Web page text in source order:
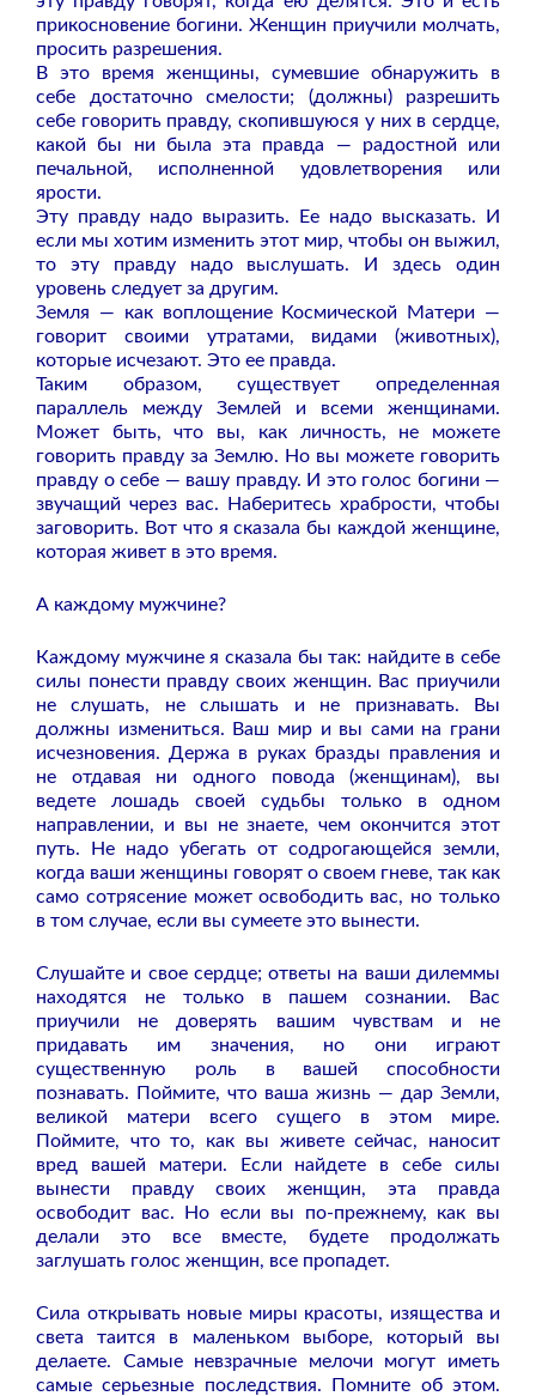
прикосновение богини. Женщин приучили молчать,
просить разрешения.
В это время женщины, сумевшие обнаружить в
себе достаточно смелости; (должны) разрешить
себе говорить правду, скопившуюся у них в сердце,
какой бы ни была эта правда — радостной или
печальной, исполненной удовлетворения или
ярости.
Эту правду надо выразить. Ее надо высказать. И
если мы хотим изменить этот мир, чтобы он выжил,
то эту правду надо выслушать. И здесь один
уровень следует за другим.
Земля — как воплощение Космической Матери —
говорит своими утратами, видами (животных),
которые исчезают. Это ее правда.
Таким образом, существует определенная
параллель между Землей и всеми женщинами.
Может быть, что вы, как личность, не можете
говорить правду за Землю. Но вы можете говорить
правду о себе — вашу правду. И это голос богини —
звучащий через вас. Наберитесь храбрости, чтобы
заговорить. Вот что я сказала бы каждой женщине,
которая живет в это время.
А каждому мужчине?
Каждому мужчине я сказала бы так: найдите в себе
силы понести правду своих женщин. Вас приучили
не слушать, не слышать и не признавать. Вы
должны измениться. Ваш мир и вы сами на грани
исчезновения. Держа в руках бразды правления и
не отдавая ни одного повода (женщинам), вы
ведете лошадь своей судьбы только в одном
направлении, и вы не знаете, чем окончится этот
путь. Не надо убегать от содрогающейся земли,
когда ваши женщины говорят о своем гневе, так как
само сотрясение может освободить вас, но только
в том случае, если вы сумеете это вынести.
Слушайте и свое сердце; ответы на ваши дилеммы
находятся не только в пашем сознании. Вас
приучили не доверять вашим чувствам и не
придавать им значения, но они играют
существенную роль в вашей способности
познавать. Поймите, что ваша жизнь — дар Земли,
великой матери всего сущего в этом мире.
Поймите, что то, как вы живете сейчас, наносит
вред вашей матери. Если найдете в себе силы
вынести правду своих женщин, эта правда
освободит вас. Но если вы по-прежнему, как вы
делали это все вместе, будете продолжать
заглушать голос женщин, все пропадет.
Сила открывать новые миры красоты, изящества и
света таится в маленьком выборе, который вы
делаете. Самые невзрачные мелочи могут иметь
самые серьезные последствия. Помните об этом.